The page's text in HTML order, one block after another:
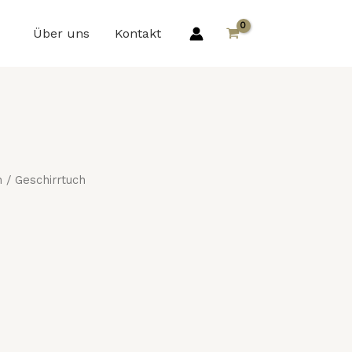
Über uns Kontakt
/ Geschirrtuch